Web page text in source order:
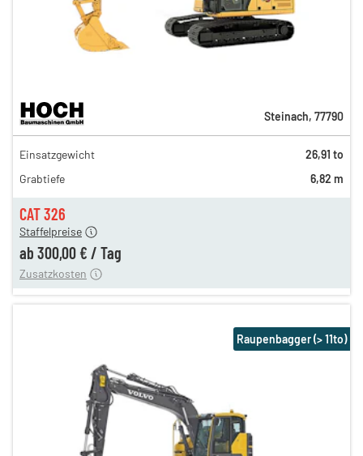
CAT 326
519,00 €
432,00 €
360,00 €
Staffelpreise
ab 300,00 € / Tag
12,00 €
Zusatzkosten
Steinach, 77790
Einsatzgewicht
26,91 to
Grabtiefe
6,82 m
Raupenbagger (> 11to)